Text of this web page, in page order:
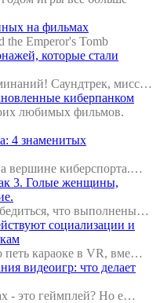
на фильмах
the Emperor's Tomb
которые стали
Саундтрек, мисс…
киберпанком
любимых фильмов.
4 знаменитых
вершине киберспорта.…
3. Голые женщины,
что выполнены…
социализации и
петь караоке в VR, вме…
видеоигр: что делает
- это геймплей? Но е…